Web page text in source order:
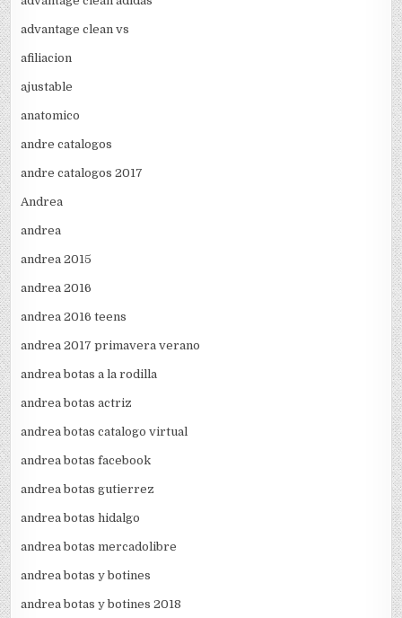
advantage clean vs
afiliacion
ajustable
anatomico
andre catalogos
andre catalogos 2017
Andrea
andrea
andrea 2015
andrea 2016
andrea 2016 teens
andrea 2017 primavera verano
andrea botas a la rodilla
andrea botas actriz
andrea botas catalogo virtual
andrea botas facebook
andrea botas gutierrez
andrea botas hidalgo
andrea botas mercadolibre
andrea botas y botines
andrea botas y botines 2018